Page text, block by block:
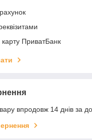
ПриватБанк
впродовж 14 днів за